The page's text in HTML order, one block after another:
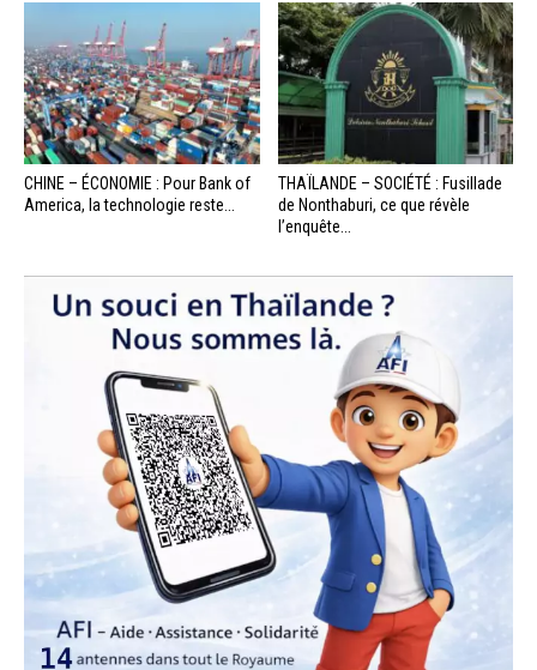
CHINE – ÉCONOMIE : Pour Bank of
America, la technologie reste...
THAÏLANDE – SOCIÉTÉ : Fusillade
de Nonthaburi, ce que révèle
l’enquête...